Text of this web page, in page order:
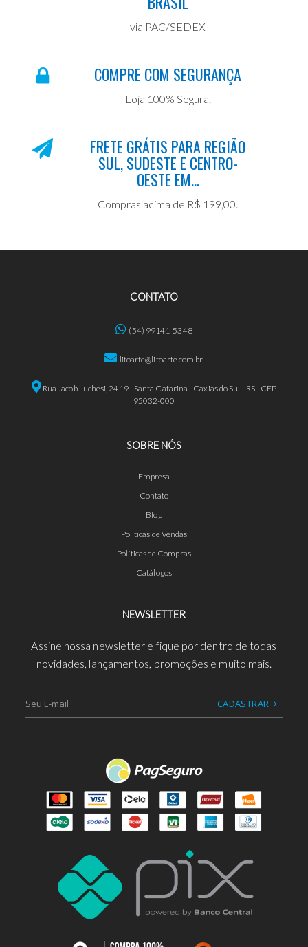
via PAC/SEDEX
COMPRE COM SEGURANÇA
Loja 100% Segura.
FRETE GRÁTIS PARA REGIÃO
SUL, SUDESTE E CENTRO-
OESTE EM...
Compras acima de R$ 199,00.
CONTATO
(54) 99141-5348
litoarte@litoarte.com.br
Rua Jacob Luchesi, 2419 - Santa Catarina - Caxias do Sul - RS - CEP
95032-000
SOBRE NÓS
Empresa
Contato
Blog
Políticas de Vendas
Políticas de Compras
Catálogos
NEWSLETTER
Assine nossa newsletter e fique por dentro de todas
novidades, lançamentos, promoções e muito mais.
CADASTRAR